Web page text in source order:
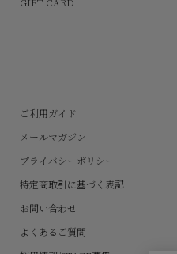
ご利用ガイド
メールマガジン
プライバシーポリシー
特定商取引に基づく表記
お問い合わせ
よくあるご質問